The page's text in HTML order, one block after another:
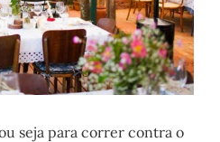
seja para correr contra o